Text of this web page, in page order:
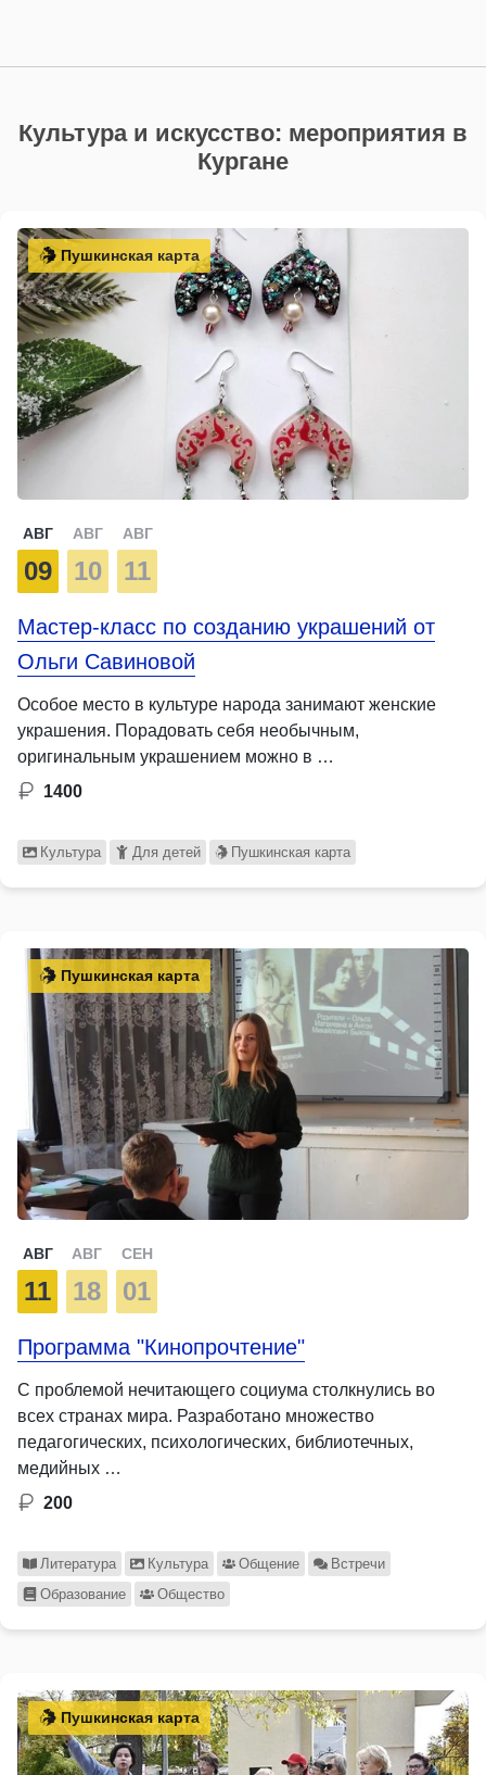
Культура и искусство: мероприятия в
Кургане
Пушкинская карта
АВГ
09
АВГ
10
АВГ
11
Мастер-класс по созданию украшений от
Ольги Савиновой
Особое место в культуре народа занимают женские
украшения. Порадовать себя необычным,
оригинальным украшением можно в …
1400
Культура Для детей Пушкинская карта
Пушкинская карта
АВГ
11
АВГ
18
СЕН
01
Программа "Кинопрочтение"
С проблемой нечитающего социума столкнулись во
всех странах мира. Разработано множество
педагогических, психологических, библиотечных,
медийных …
200
Литература Культура Общение
Встречи
Образование
Общество
Пушкинская карта